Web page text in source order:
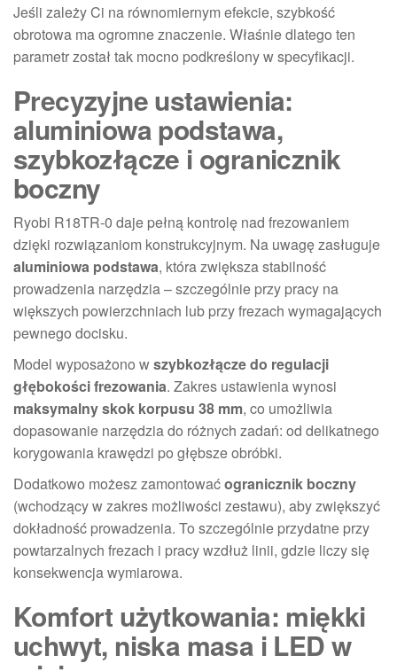
Jeśli zależy Ci na równomiernym efekcie, szybkość
obrotowa ma ogromne znaczenie. Właśnie dlatego ten
parametr został tak mocno podkreślony w specyfikacji.
Precyzyjne ustawienia:
aluminiowa podstawa,
szybkozłącze i ogranicznik
boczny
Ryobi R18TR-0 daje pełną kontrolę nad frezowaniem
dzięki rozwiązaniom konstrukcyjnym. Na uwagę zasługuje
aluminiowa podstawa, która zwiększa stabilność
prowadzenia narzędzia – szczególnie przy pracy na
większych powierzchniach lub przy frezach wymagających
pewnego docisku.
Model wyposażono wszybkozłącze do regulacji
głębokości frezowania. Zakres ustawienia wynosi
maksymalny skok korpusu 38 mm, co umożliwia
dopasowanie narzędzia do różnych zadań: od delikatnego
korygowania krawędzi po głębsze obróbki.
Dodatkowo możesz zamontowaćogranicznik boczny
(wchodzący w zakres możliwości zestawu), aby zwiększyć
dokładność prowadzenia. To szczególnie przydatne przy
powtarzalnych frezach i pracy wzdłuż linii, gdzie liczy się
konsekwencja wymiarowa.
Komfort użytkowania: miękki
uchwyt, niska masa i LED w